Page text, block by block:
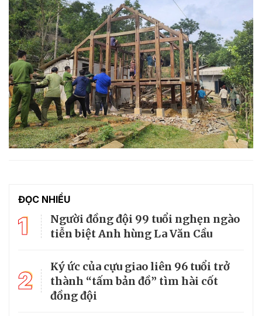
ĐỌC NHIỀU
1
Người đồng đội 99 tuổi nghẹn ngào
tiễn biệt Anh hùng La Văn Cầu
2
Ký ức của cựu giao liên 96 tuổi trở
thành “tấm bản đồ” tìm hài cốt
đồng đội